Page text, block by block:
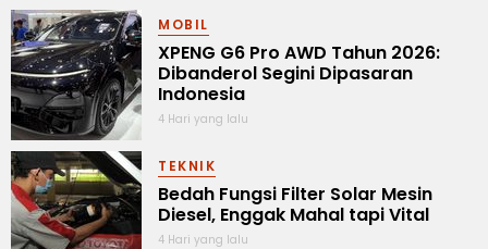
MOBIL
XPENG G6 Pro AWD Tahun 2026:
Dibanderol Segini Dipasaran
Indonesia
4 Hari yang lalu
TEKNIK
Bedah Fungsi Filter Solar Mesin
Diesel, Enggak Mahal tapi Vital
4 Hari yang lalu